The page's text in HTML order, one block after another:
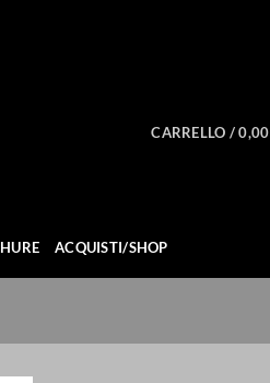
CARRELLO /0,00
ACQUISTI/SHOP